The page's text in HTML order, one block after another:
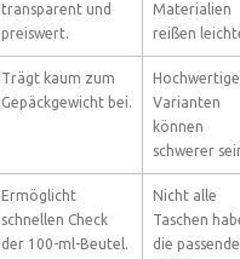
transparent und
preiswert.
Materialien
reißen
Trägt kaum zum
Gepäckgewicht bei.
Hochwertige
Varianten
können
schwerer
Ermöglicht
schnellen Check
der 100-ml-Beutel.
Nicht alle
Taschen
die passende